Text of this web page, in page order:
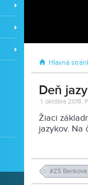
Hlavná
Deň
1. októbra 2018,
Žiaci
jazykov. Na
#ZŠ Benkova